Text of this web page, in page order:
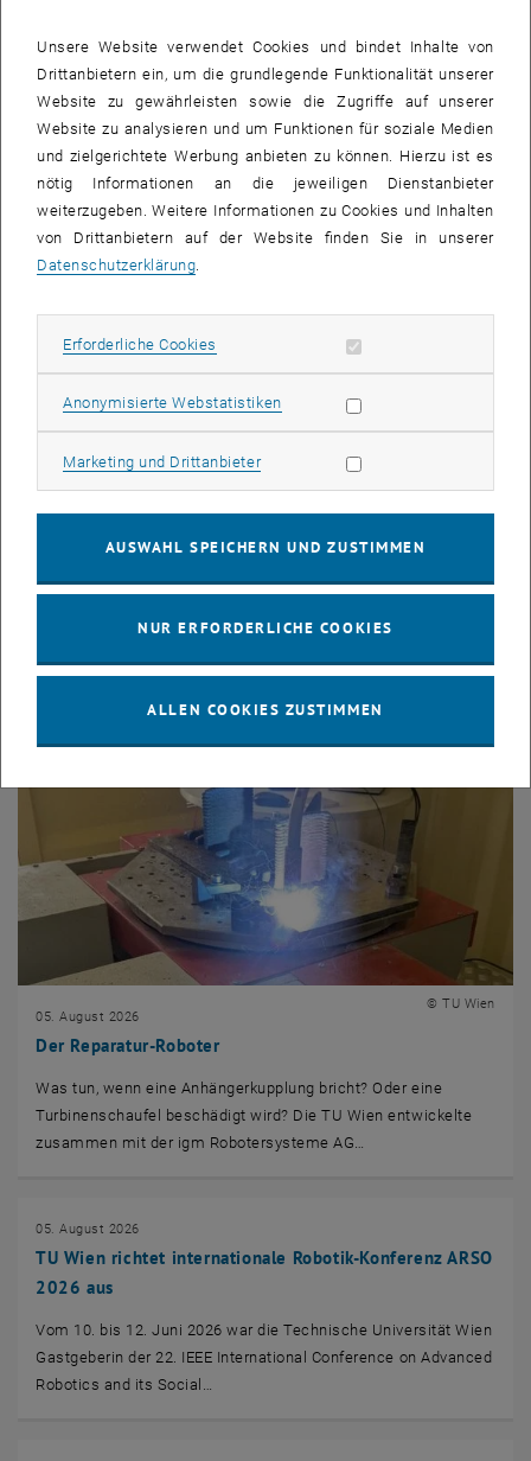
Subseiten von E349-
Subseiten von Institute
Subseiten von Studium
Fachschaft Maschinenbau und Verfahrenstechnik
Maschinenbaugebäude
1060 Wien
Telefon:+43 1 58801 49562
Webseite der Fachschaft, öffnet eine externe URL in einem
Der Reparatur-Roboter
05. August 2026
© TU Wien
Was tun, wenn eine Anhängerkupplung bricht? Oder eine
Turbinenschaufel beschädigt wird? Die TU Wien entwickelte
zusammen mit der igm Robotersysteme AG…
TU Wien richtet internationale Robotik-Konferenz ARSO
2026 aus
05. August 2026
Vom 10. bis 12. Juni 2026 war die Technische Universität Wien
Gastgeberin der 22. IEEE International Conference on Advanced
Robotics and its Social…
Unsere Website verwendet Cookies und bindet Inhalte von
Drittanbietern ein, um die grundlegende Funktionalität unserer
Website zu gewährleisten sowie die Zugriffe auf unserer
Website zu analysieren und um Funktionen für soziale Medien
und zielgerichtete Werbung anbieten zu können. Hierzu ist es
nötig Informationen an die jeweiligen Dienstanbieter
weiterzugeben. Weitere Informationen zu Cookies und Inhalten
von Drittanbietern auf der Website finden Sie in unserer
Datenschutzerklärung.
Erforderliche Cookies Erforderliche Cookies zulassen
Anonymisierte WebstatistikenStatistik Cookies zulassen
Marketing und DrittanbieterMarketing Cookies zulassen
AUSWAHL SPEICHERN UND ZUSTIMMEN
NUR ERFORDERLICHE COOKIES
ALLEN COOKIES ZUSTIMMEN